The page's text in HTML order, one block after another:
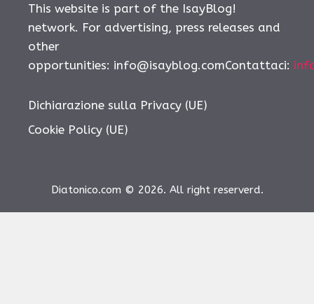
This website is part of the IsayBlog!
network. For advertising, press releases and
other
opportunities: info@isayblog.comContattaci:
Dichiarazione sulla Privacy (UE)
Cookie Policy (UE)
Diatonico.com © 2026. All right reserverd.